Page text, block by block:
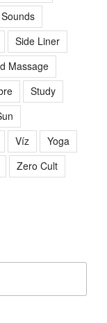
Side Liner
Massage
Study
Víz
Yoga
Zero Cult